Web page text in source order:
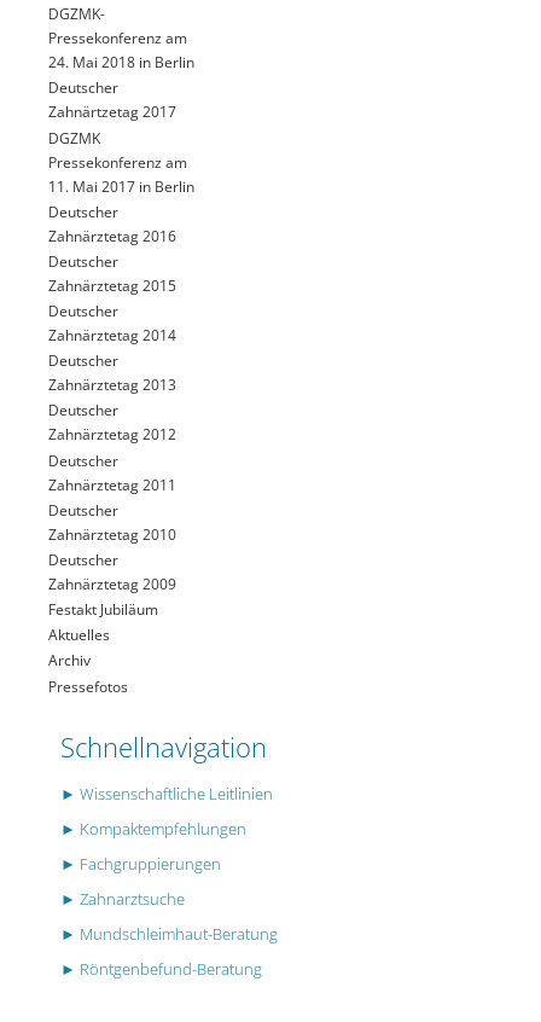
DGZMK-
Pressekonferenz am
24. Mai 2018 in Berlin
Deutscher
Zahnärtzetag 2017
DGZMK
Pressekonferenz am
11. Mai 2017 in Berlin
Deutscher
Zahnärztetag 2016
Deutscher
Zahnärztetag 2015
Deutscher
Zahnärztetag 2014
Deutscher
Zahnärztetag 2013
Deutscher
Zahnärztetag 2012
Deutscher
Zahnärztetag 2011
Deutscher
Zahnärztetag 2010
Deutscher
Zahnärztetag 2009
Festakt Jubiläum
Aktuelles
Archiv
Pressefotos
Schnellnavigation
► Wissenschaftliche Leitlinien
► Kompaktempfehlungen
► Fachgruppierungen
► Zahnarztsuche
► Mundschleimhaut-Beratung
► Röntgenbefund-Beratung